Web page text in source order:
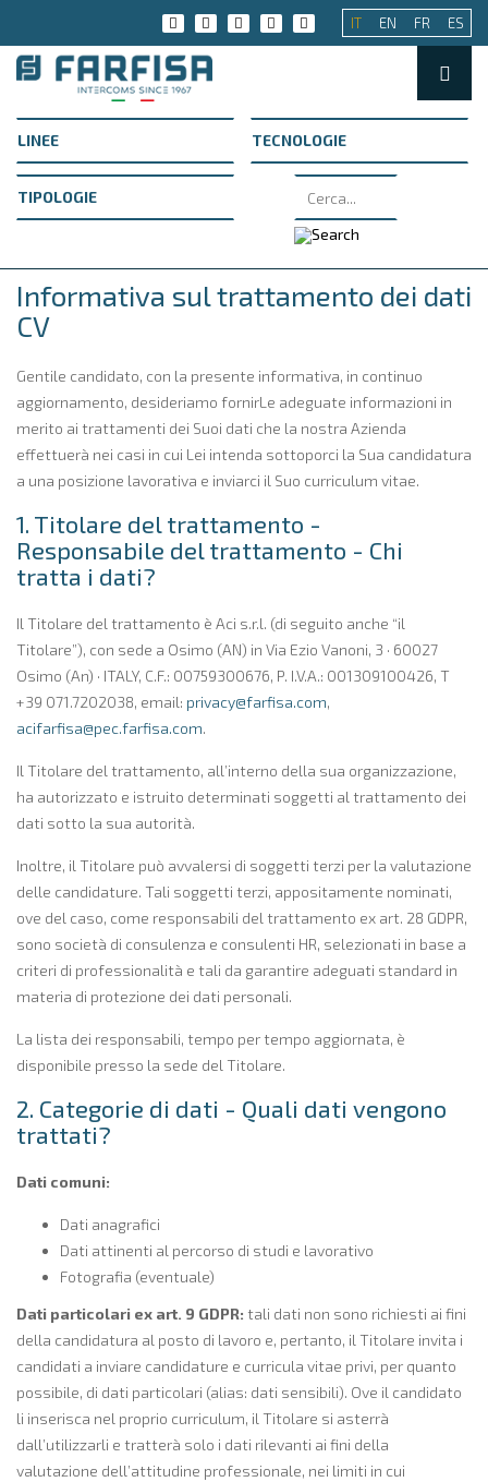
IT EN FR ES
Informativa sul trattamento dei dati
CV
Gentile candidato, con la presente informativa, in continuo
aggiornamento, desideriamo fornirLe adeguate informazioni in
merito ai trattamenti dei Suoi dati che la nostra Azienda
effettuerà nei casi in cui Lei intenda sottoporci la Sua candidatura
a una posizione lavorativa e inviarci il Suo curriculum vitae.
1. Titolare del trattamento -
Responsabile del trattamento - Chi
tratta i dati?
Il Titolare del trattamento è Aci s.r.l. (di seguito anche “il
Titolare”), con sede a Osimo (AN) in Via Ezio Vanoni, 3 · 60027
Osimo (An) · ITALY, C.F.: 00759300676, P. I.V.A.: 001309100426, T
+39 071.7202038, email: privacy@farfisa.com,
acifarfisa@pec.farfisa.com.
Il Titolare del trattamento, all’interno della sua organizzazione,
ha autorizzato e istruito determinati soggetti al trattamento dei
dati sotto la sua autorità.
Inoltre, il Titolare può avvalersi di soggetti terzi per la valutazione
delle candidature. Tali soggetti terzi, appositamente nominati,
ove del caso, come responsabili del trattamento ex art. 28 GDPR,
sono società di consulenza e consulenti HR, selezionati in base a
criteri di professionalità e tali da garantire adeguati standard in
materia di protezione dei dati personali.
La lista dei responsabili, tempo per tempo aggiornata, è
disponibile presso la sede del Titolare.
2. Categorie di dati - Quali dati vengono
trattati?
Dati comuni:
Dati anagrafici
Dati attinenti al percorso di studi e lavorativo
Fotografia (eventuale)
Dati particolari ex art. 9 GDPR: tali dati non sono richiesti ai fini
della candidatura al posto di lavoro e, pertanto, il Titolare invita i
candidati a inviare candidature e curricula vitae privi, per quanto
possibile, di dati particolari (alias: dati sensibili). Ove il candidato
li inserisca nel proprio curriculum, il Titolare si asterrà
dall’utilizzarli e tratterà solo i dati rilevanti ai fini della
valutazione dell’attitudine professionale, nei limiti in cui